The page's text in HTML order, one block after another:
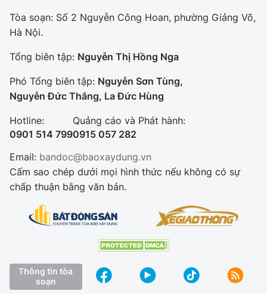
Tòa soạn: Số 2 Nguyễn Công Hoan, phường Giảng Võ,
Hà Nội.
Tổng biên tập: Nguyễn Thị Hồng Nga
Phó Tổng biên tập: Nguyễn Sơn Tùng,
Nguyễn Đức Thắng, La Đức Hùng
Hotline:
0901 514 799
Quảng cáo và Phát hành:
0915 057 282
Email: bandoc@baoxaydung.vn
Cấm sao chép dưới mọi hình thức nếu không có sự
chấp thuận bằng văn bản.
Thông tin tòa
soạn